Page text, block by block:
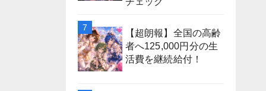
【超朗報】全国の高齢
者へ125,000円分の生
活費を継続給付！